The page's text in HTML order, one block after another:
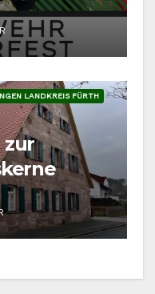
LANDKREIS FÜRTH